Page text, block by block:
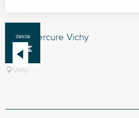
desde
99 €
Hôtel Mercure Vichy
Vichy